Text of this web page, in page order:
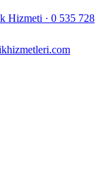
Hizmeti · 0 535 728